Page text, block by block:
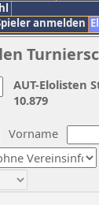
anmelden
Vorname
AUT-Elolisten
10.879